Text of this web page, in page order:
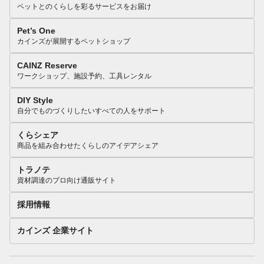
ペットとのくらしを彩るサービスをお届け
Pet’s One
カインズが展開するペットショップ
CAINZ Reserve
ワークショップ、施設予約、工具レンタル
DIY Style
自分でものづくりしたいすべての人をサポート
くらシェア
商品を組み合わせたくらしのアイデアシェア
トラノテ
資材調達のプロ向け通販サイト
採用情報
カインズ 企業サイト